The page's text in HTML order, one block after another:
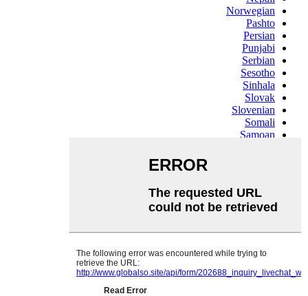
Norwegian
Pashto
Persian
Punjabi
Serbian
Sesotho
Sinhala
Slovak
Slovenian
Somali
Samoan
Swahili
Tajik
Telugu
Ukrainian
Urdu